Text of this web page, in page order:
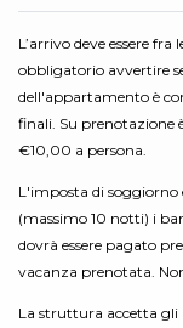
L’arrivo deve essere
obbligatorio avvertire
dell'appartamento è
finali. Su prenotazione
€10,00 a persona.
L'imposta di
(massimo 10 notti) i
dovrà essere pagato
vacanza prenotata.
La struttura accetta